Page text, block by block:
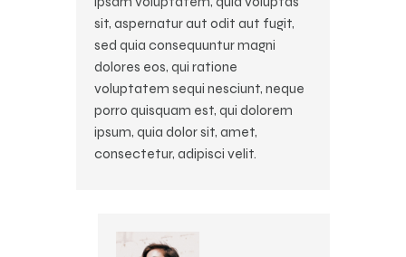
sit, aspernatur aut odit aut fugit,
sed quia consequuntur magni
dolores eos, qui ratione
voluptatem sequi nesciunt, neque
porro quisquam est, qui dolorem
ipsum, quia dolor sit, amet,
consectetur, adipisci velit.